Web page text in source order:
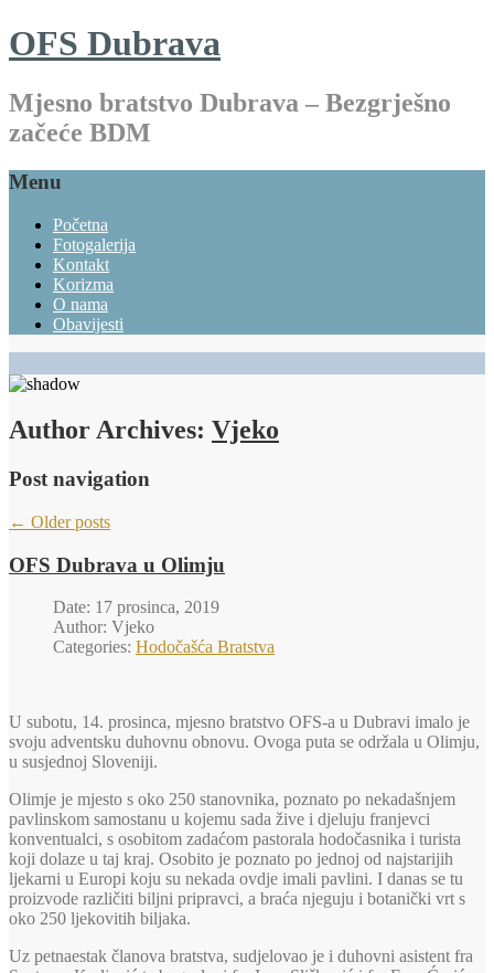
OFS Dubrava
Mjesno bratstvo Dubrava – Bezgrješno
začeće BDM
Menu
Početna
Fotogalerija
Kontakt
Korizma
O nama
Obavijesti
Author Archives: Vjeko
Post navigation
← Older posts
OFS Dubrava u Olimju
Date: 17 prosinca, 2019
Author: Vjeko
Categories: Hodočašća Bratstva
U subotu, 14. prosinca, mjesno bratstvo OFS-a u Dubravi imalo je
svoju adventsku duhovnu obnovu. Ovoga puta se održala u Olimju,
u susjednoj Sloveniji.
Olimje je mjesto s oko 250 stanovnika, poznato po nekadašnjem
pavlinskom samostanu u kojemu sada žive i djeluju franjevci
konventualci, s osobitom zadaćom pastorala hodočasnika i turista
koji dolaze u taj kraj. Osobito je poznato po jednoj od najstarijih
ljekarni u Europi koju su nekada ovdje imali pavlini. I danas se tu
proizvode različiti biljni pripravci, a braća njeguju i botanički vrt s
oko 250 ljekovitih biljaka.
Uz petnaestak članova bratstva, sudjelovao je i duhovni asistent fra